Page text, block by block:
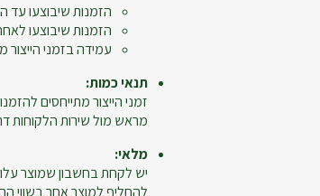
הזמנות שיבוצעו עד השעה 12:00 ייחשבו
הזמנות שיבוצעו לאחר השעה 12:00, יום ביצוע ההזמנה
עמידה בזמני הייצור
תנאי כמות:
מראש מול שירות הלקוחות
מלאי:
יש לקחת בחשבון שמוצר
להחליף למוצר אחר בשווי